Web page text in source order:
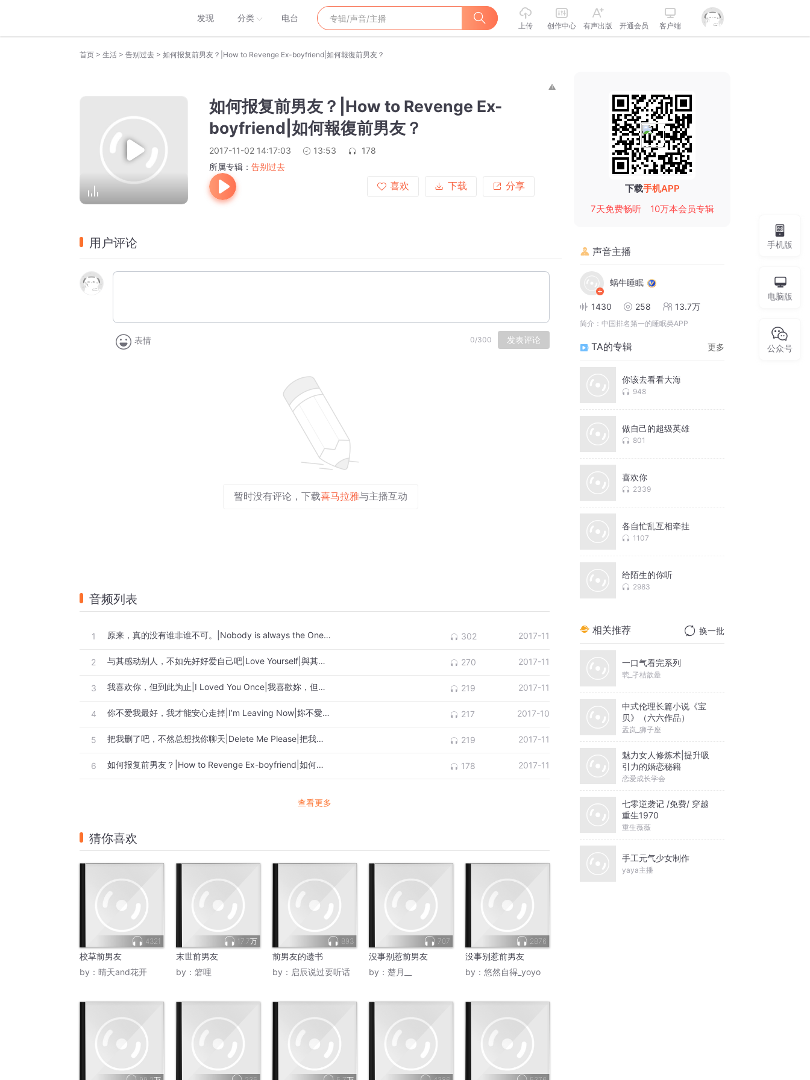
发现 分类 电台
上传 创作中心 有声出版 开通会员 客户端
首页 > 生活 > 告别过去 > 如何报复前男友？|How to Revenge Ex-boyfriend|如何報復前男友？
如何报复前男友？|How to Revenge Ex-
boyfriend|如何報復前男友？
2017-11-02 14:17:03 13:53
178
所属专辑： 告别过去
喜欢
下载 分享
用户评论
表情 0/300 发表评论
暂时没有评论，下载喜马拉雅与主播互动
音频列表
1 原来，真的没有谁非谁不可。|Nobody is always the One|原來，真的沒有誰非誰不可 302 2017-11
2 与其感动别人，不如先好好爱自己吧|Love Yourself|與其感動別人，不如先好好愛自己吧 270 2017-11
3 我喜欢你，但到此为止|I Loved You Once|我喜歡妳，但到此為止 219 2017-11
4 你不爱我最好，我才能安心走掉|I’m Leaving Now|妳不愛我最好，我才能安心走掉 217 2017-10
5 把我删了吧，不然总想找你聊天|Delete Me Please|把我刪了吧，不然總想找妳聊天 219 2017-11
6 如何报复前男友？|How to Revenge Ex-boyfriend|如何報復前男友？ 178 2017-11
查看更多
猜你喜欢
4321
校草前男友
by： 晴天and花开
17.7万
末世前男友
by： 箬哩
893
前男友的遗书
by： 启辰说过要听话
707
没事别惹前男友
by： 楚月__
2876
没事别惹前男友
by： 悠然自得_yoyo
下载手机APP
7天免费畅听
10万本会员专辑
声音主播
蜗牛睡眠
1430 258 13.7万
简介： 中国排名第一的睡眠类APP
TA的专辑 更多
你该去看看大海
948
做自己的超级英雄
801
喜欢你
2339
各自忙乱互相牵挂
1107
给陌生的你听
2983
相关推荐 换一批
一口气看完系列
茕_孑桔歆曐
中式伦理长篇小说《宝
贝》（六六作品）
孟岚_狮子座
魅力女人修炼术|提升吸
引力的婚恋秘籍
恋爱成长学会
七零逆袭记 /免费/ 穿越
重生1970
重生薇薇
手工元气少女制作
yaya主播
手机版
电脑版
公众号